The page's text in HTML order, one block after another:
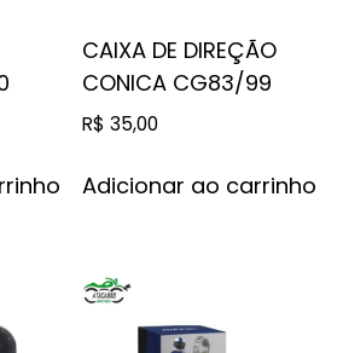
CAIXA DE DIREÇÃO
CONICA CG83/99
R$ 35,00
Adicionar ao carrinho